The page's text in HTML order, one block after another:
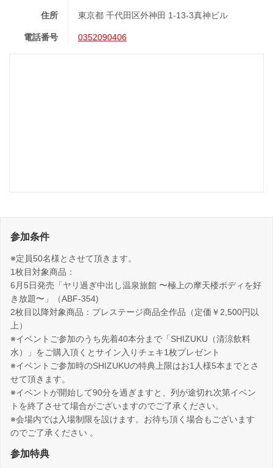
住所 東京都 千代田区外神田 1-13-3真神ビル
電話番号 0352090406
参加条件
※定員50名様とさせて頂きます。
1枚目対象商品：
6月5日発売「ヤリ過ぎ中出し温泉旅館 〜極上の摩天楼ボディを好
き放題〜」（ABF-354)
2枚目以降対象商品：プレステージ商品全作品（定価￥2,500円以
上）
※イベントご参加のうち先着40本分まで「SHIZUKU（清涼飲料
水）」をご購入頂くとサイン入りチェキ1枚プレゼント
※イベントご参加時のSHIZUKUの特典上限はお1人様5本までとさ
せて頂きます。
※イベントが開始して90分を過ぎますと、列が途切れ次第イベン
トを終了させて場合がございますのでご了承ください。
※会場内では入場制限を設けます。お待ち頂く場合もございます
のでご了承ください 。
参加特典